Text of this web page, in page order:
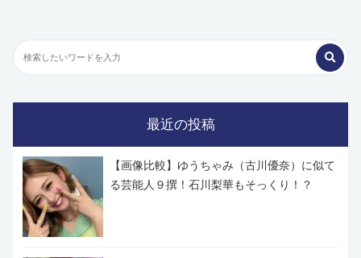
最近の投稿
【画像比較】ゆうちゃみ（古川優奈）に似て
る芸能人９撰！石川梨華もそっくり！？